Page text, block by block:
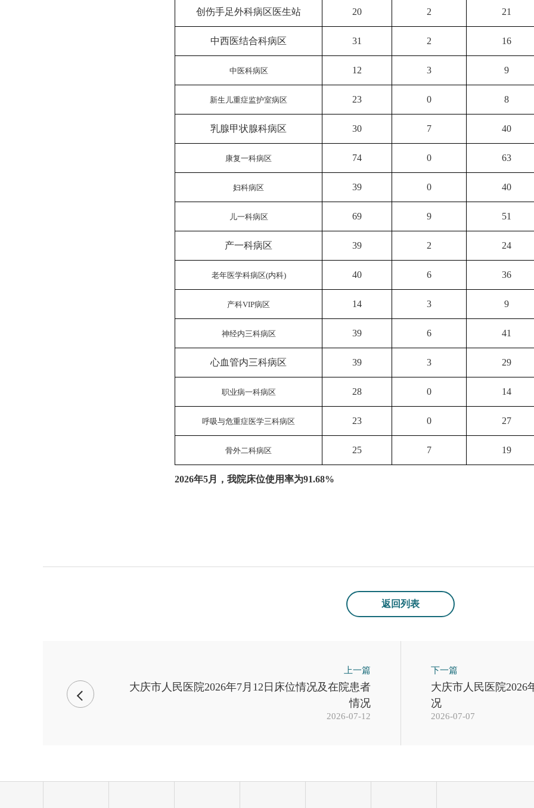
创伤手足外科病区医生站 20 2 21
中西医结合科病区 31 2 16
中医科病区 12 3 9
新生儿重症监护室病区 23 0 8
乳腺甲状腺科病区 30 7 40
康复一科病区 74 0 63
妇科病区 39 0 40
儿一科病区 69 9 51
产一科病区 39 2 24
老年医学科病区(内科) 40 6 36
产科VIP病区 14 3 9
神经内三科病区 39 6 41
心血管内三科病区 39 3 29
职业病一科病区 28 0 14
呼吸与危重症医学三科病区 23 0 27
骨外二科病区 25 7 19
2026年5月，我院床位使用率为91.68%
返回列表
上一篇
大庆市人民医院2026年7月12日床位情况及在院患者
情况
2026-07-12
下一篇
大庆市人民医院2026
况
2026-07-07